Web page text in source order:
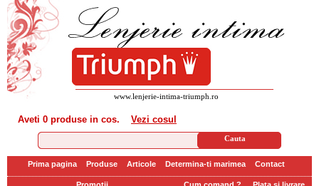
www.lenjerie-intima-triumph.ro
Aveti 0 produse in cos. Vezi cosul
Prima pagina Produse Articole Determina-ti marimea Contact